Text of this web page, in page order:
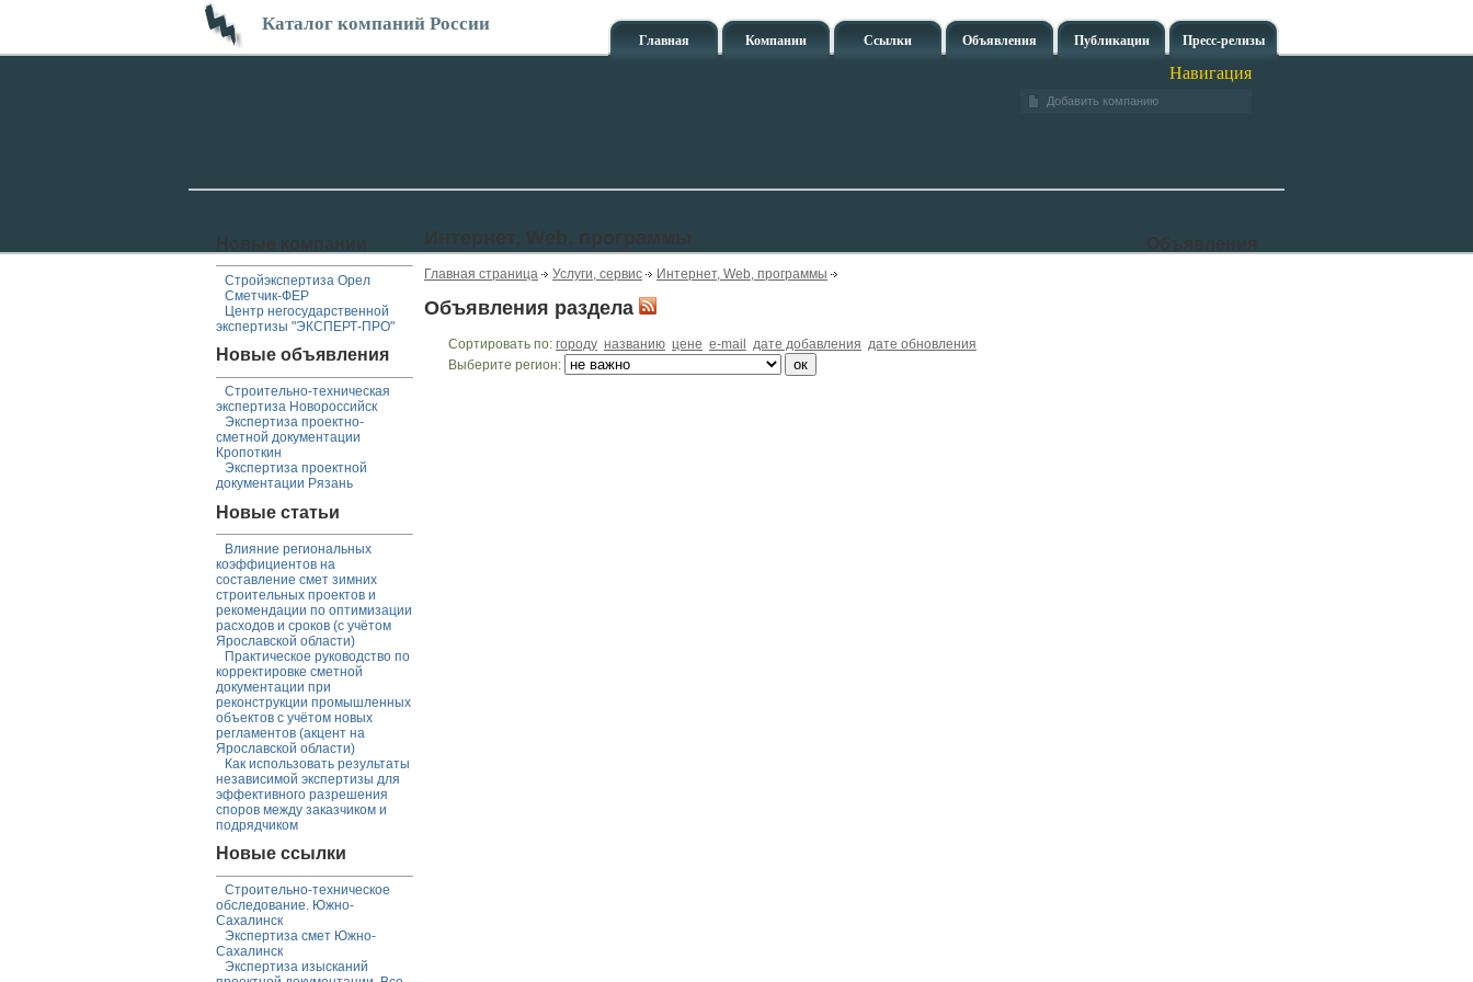
Каталог компаний России
Главная Компании Ссылки Объявления Публикации Пресс-релизы
Навигация
Добавить компанию
Стройэкспертиза Орел
Сметчик-ФЕР
Центр негосударственной
экспертизы "ЭКСПЕРТ-ПРО"
Новые объявления
Строительно-техническая
экспертиза Новороссийск
Экспертиза проектно-
сметной документации
Кропоткин
Экспертиза проектной
документации Рязань
Новые статьи
Влияние региональных
коэффициентов на
составление смет зимних
строительных проектов и
рекомендации по оптимизации
расходов и сроков (с учётом
Ярославской области)
Практическое руководство по
корректировке сметной
документации при
реконструкции промышленных
объектов с учётом новых
регламентов (акцент на
Ярославской области)
Как использовать результаты
независимой экспертизы для
эффективного разрешения
споров между заказчиком и
подрядчиком
Новые ссылки
Строительно-техническое
обследование. Южно-
Сахалинск
Экспертиза смет Южно-
Сахалинск
Экспертиза изысканий
Главная страница Услуги, сервис Интернет, Web, программы
Объявления раздела
Сортировать по: городу названию цене e-mail дате добавления
дате обновления
Выберите регион: